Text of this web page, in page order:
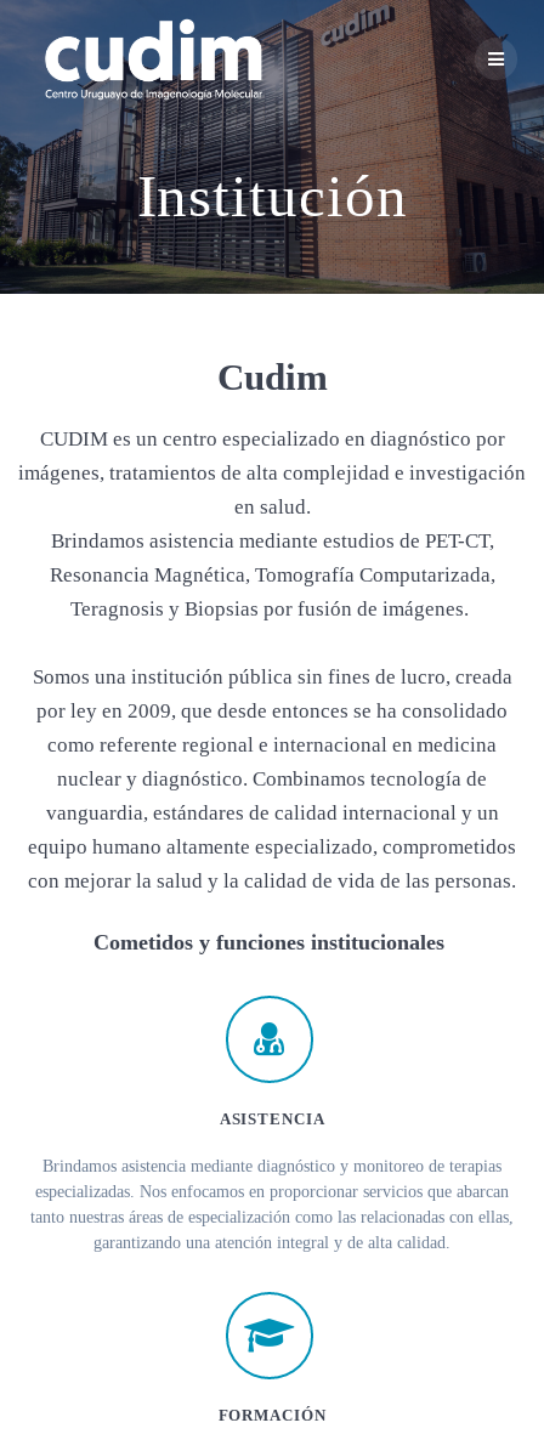
to
content
Institución
Cudim
CUDIM es un centro especializado en diagnóstico por
imágenes, tratamientos de alta complejidad e investigación
en salud.
Brindamos asistencia mediante estudios de PET-CT,
Resonancia Magnética, Tomografía Computarizada,
Teragnosis y Biopsias por fusión de imágenes.
Somos una institución pública sin fines de lucro, creada
por ley en 2009, que desde entonces se ha consolidado
como referente regional e internacional en medicina
nuclear y diagnóstico. Combinamos tecnología de
vanguardia, estándares de calidad internacional y un
equipo humano altamente especializado, comprometidos
con mejorar la salud y la calidad de vida de las personas.
Cometidos y funciones institucionales
ASISTENCIA
Brindamos asistencia mediante diagnóstico y monitoreo de terapias
especializadas. Nos enfocamos en proporcionar servicios que abarcan
tanto nuestras áreas de especialización como las relacionadas con ellas,
garantizando una atención integral y de alta calidad.
FORMACIÓN